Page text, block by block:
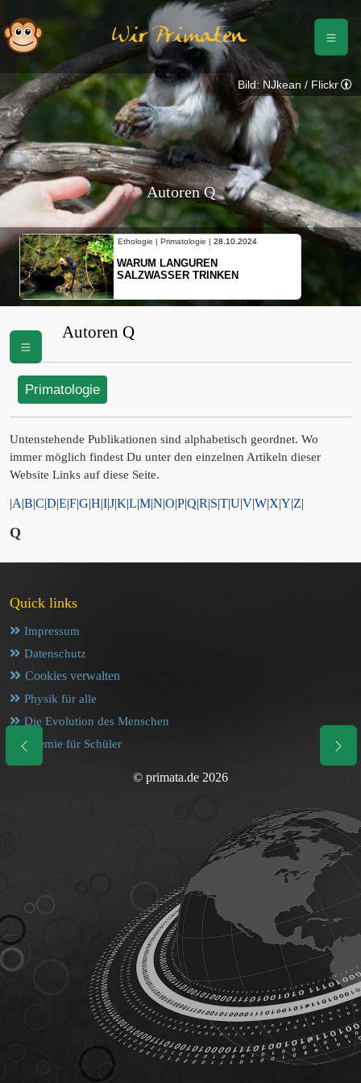
Wir Primaten
Autoren Q
Ethologie | Primatologie | 28.10.2024
WARUM LANGUREN
SALZWASSER TRINKEN
Bild: NJkean / Flickr
Autoren Q
Primatologie
Untenstehende Publikationen sind alphabetisch geordnet. Wo
immer möglich findest Du unter den einzelnen Artikeln dieser
Website Links auf diese Seite.
|A|B|C|D|E|F|G|H|I|J|K|L|M|N|O|P|Q|R|S|T|U|V|W|X|Y|Z|
Q
Quick links
Impressum
Datenschutz
Cookies verwalten
Physik für alle
Die Evolution des Menschen
Chemie für Schüler
© primata.de 2026